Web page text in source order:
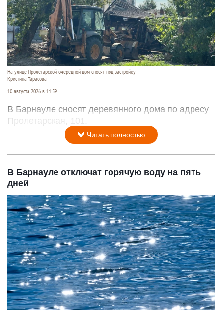
На улице Пролетарской очередной дом сносят под застройку
Кристина Тарасова
10 августа 2026 в 11:59
В Барнауле сносят деревянного дома по адресу
Пролетарская, 101.
Читать полностью
В Барнауле отключат горячую воду на пять
дней